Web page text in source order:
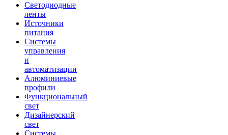
Светодиодные
ленты
Источники
питания
Системы
управления
и
автоматизации
Алюминиевые
профили
Функциональный
свет
Дизайнерский
свет
Системы